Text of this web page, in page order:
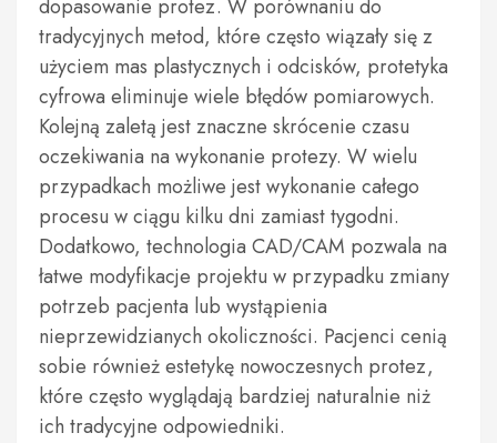
dopasowanie protez. W porównaniu do
tradycyjnych metod, które często wiązały się z
użyciem mas plastycznych i odcisków, protetyka
cyfrowa eliminuje wiele błędów pomiarowych.
Kolejną zaletą jest znaczne skrócenie czasu
oczekiwania na wykonanie protezy. W wielu
przypadkach możliwe jest wykonanie całego
procesu w ciągu kilku dni zamiast tygodni.
Dodatkowo, technologia CAD/CAM pozwala na
łatwe modyfikacje projektu w przypadku zmiany
potrzeb pacjenta lub wystąpienia
nieprzewidzianych okoliczności. Pacjenci cenią
sobie również estetykę nowoczesnych protez,
które często wyglądają bardziej naturalnie niż
ich tradycyjne odpowiedniki.